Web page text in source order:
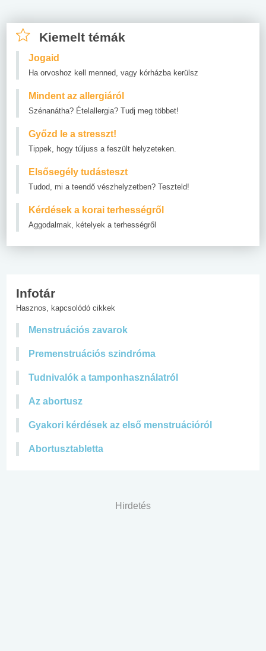
Kiemelt témák
Jogaid
Ha orvoshoz kell menned, vagy kórházba kerülsz
Mindent az allergiáról
Szénanátha? Ételallergia? Tudj meg többet!
Győzd le a stresszt!
Tippek, hogy túljuss a feszült helyzeteken.
Elsősegély tudásteszt
Tudod, mi a teendő vészhelyzetben? Teszteld!
Kérdések a korai terhességről
Aggodalmak, kételyek a terhességről
Infotár
Hasznos, kapcsolódó cikkek
Menstruációs zavarok
Premenstruációs szindróma
Tudnivalók a tamponhasználatról
Az abortusz
Gyakori kérdések az első menstruációról
Abortusztabletta
Hirdetés